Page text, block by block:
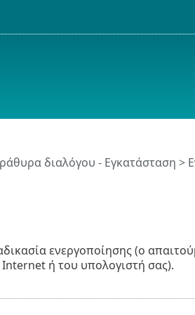
διαλόγου - Εγκατάσταση >
ενεργοποίησης (ο
Internet ή του υπολογιστή σας).